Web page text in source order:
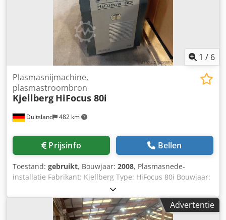
1 / 6
Duitsland 482 km
Plasmasnijmachine,
plasmastroombron
Kjellberg HiFocus 80i
Prijsinfo Bellen
Toestand: gebruikt, Bouwjaar: 2008, Plasmasnede-
installatie Fabrikant: Kjellberg Type: HiFocus 80i Bouwjaar:
2008 Cjdpjzn Hp Sefx Apcjha Vermogen: 80 A Snijdikte: 0,5
tot 25 mm Inclusief slangenpakket en snijbrander
Handmatige gasconsole 24726
Advertentie